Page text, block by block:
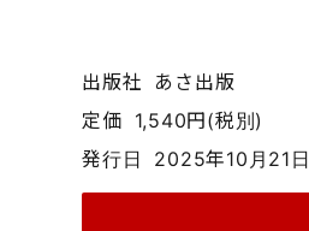
出版社 あさ出版
定価 1,540円(税別)
発行日
2025年10月21日